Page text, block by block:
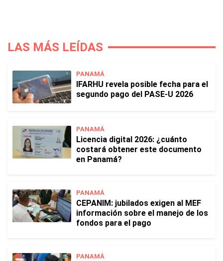
LAS MÁS LEÍDAS
PANAMÁ
IFARHU revela posible fecha para el
segundo pago del PASE-U 2026
PANAMÁ
Licencia digital 2026: ¿cuánto
costará obtener este documento
en Panamá?
PANAMÁ
CEPANIM: jubilados exigen al MEF
información sobre el manejo de los
fondos para el pago
PANAMÁ